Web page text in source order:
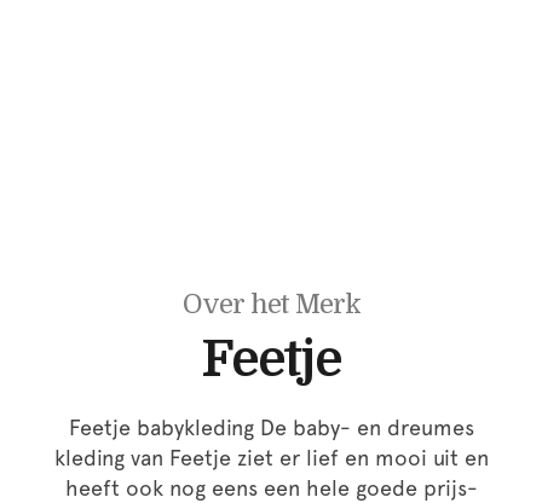
Over het Merk
Feetje
Feetje babykleding De baby- en dreumes
kleding van Feetje ziet er lief en mooi uit en
heeft ook nog eens een hele goede prijs-